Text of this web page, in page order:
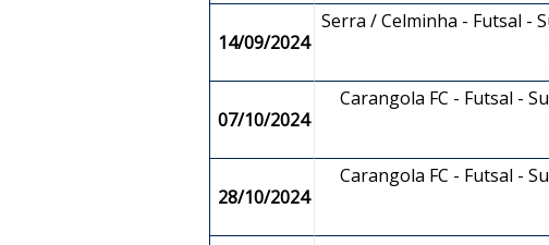
14/09/2024
Serra / Celminha - Futsal -
07/10/2024
Carangola FC - Futsal -
28/10/2024
Carangola FC - Futsal -